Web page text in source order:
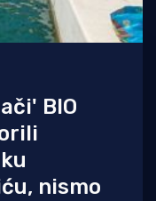
BIO
nismo